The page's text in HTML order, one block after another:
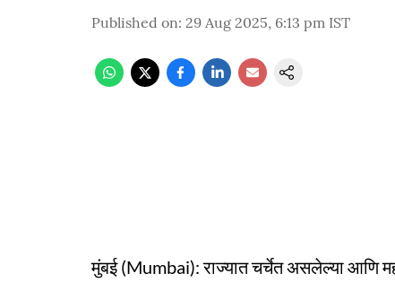
Published on: 29 Aug 2025, 6:13 pm IST
मुंबई (Mumbai): राज्यात चर्चेत असलेल्या आणि